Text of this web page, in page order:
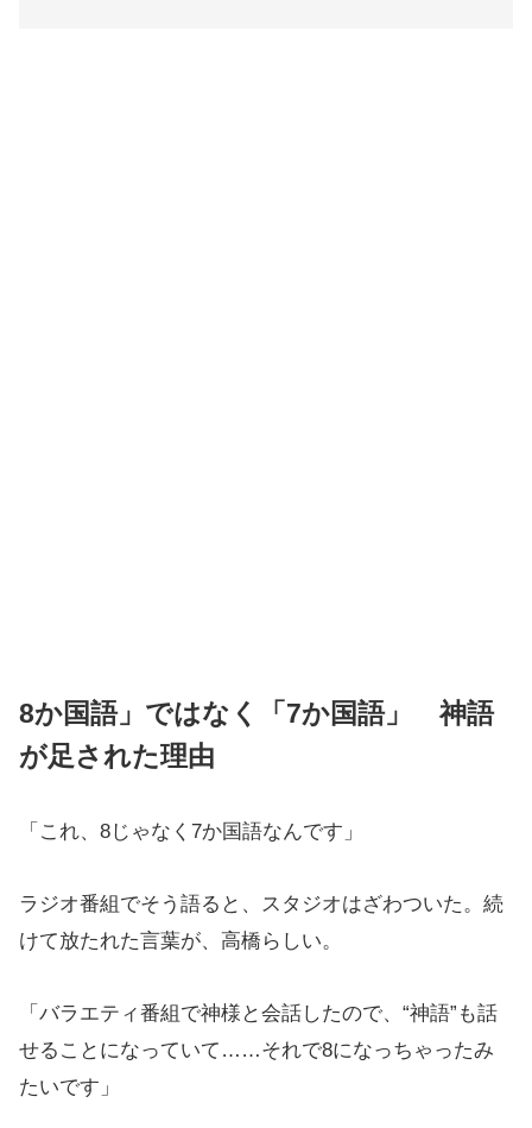
8か国語」ではなく「7か国語」 神語
が足された理由
「これ、8じゃなく7か国語なんです」
ラジオ番組でそう語ると、スタジオはざわついた。続
けて放たれた言葉が、高橋らしい。
「バラエティ番組で神様と会話したので、“神語”も話
せることになっていて……それで8になっちゃったみ
たいです」